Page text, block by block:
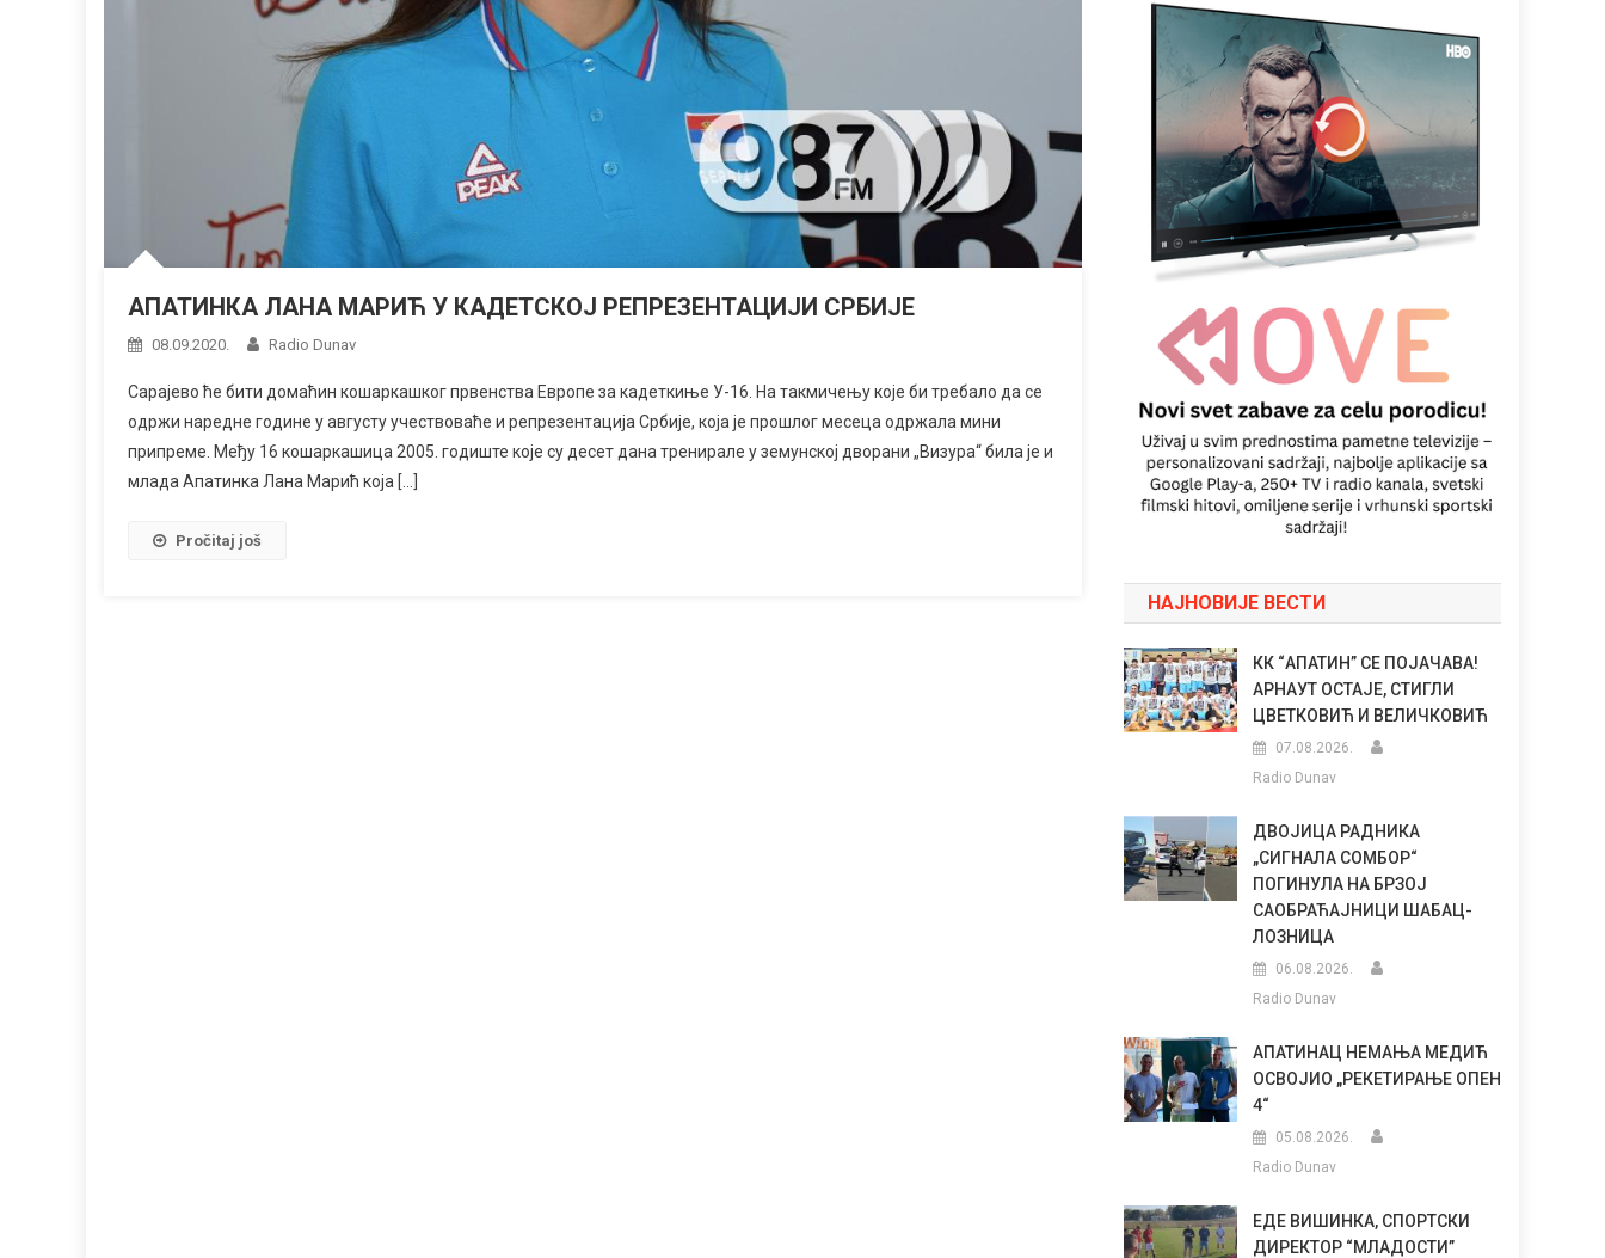
АПАТИНКА ЛАНА МАРИЋ У КАДЕТСКОЈ РЕПРЕЗЕНТАЦИЈИ СРБИЈЕ
08.09.2020. Radio Dunav
Сарајево ће бити домаћин кошаркашког првенства Европе за кадеткиње У-16. На такмичењу које би требало да се
одржи наредне године у августу учествоваће и репрезентација Србије, која је прошлог месеца одржала мини
припреме. Међу 16 кошаркашица 2005. годиште које су десет дана тренирале у земунској дворани „Визура“ била је и
млада Апатинка Лана Марић која […]
Pročitaj još
НАЈНОВИЈЕ ВЕСТИ
КК “АПАТИН” СЕ ПОЈАЧАВА!
АРНАУТ ОСТАЈЕ, СТИГЛИ
ЦВЕТКОВИЋ И ВЕЛИЧКОВИЋ
07.08.2026.
Radio Dunav
ДВОЈИЦА РАДНИКА
„СИГНАЛА СОМБОР“
ПОГИНУЛА НА БРЗОЈ
САОБРАЋАЈНИЦИ ШАБАЦ-
ЛОЗНИЦА
06.08.2026.
Radio Dunav
АПАТИНАЦ НЕМАЊА МЕДИЋ
ОСВОЈИО „РЕКЕТИРАЊЕ ОПЕН
4“
05.08.2026.
Radio Dunav
ЕДЕ ВИШИНКА, СПОРТСКИ
ДИРЕКТОР “МЛАДОСТИ”